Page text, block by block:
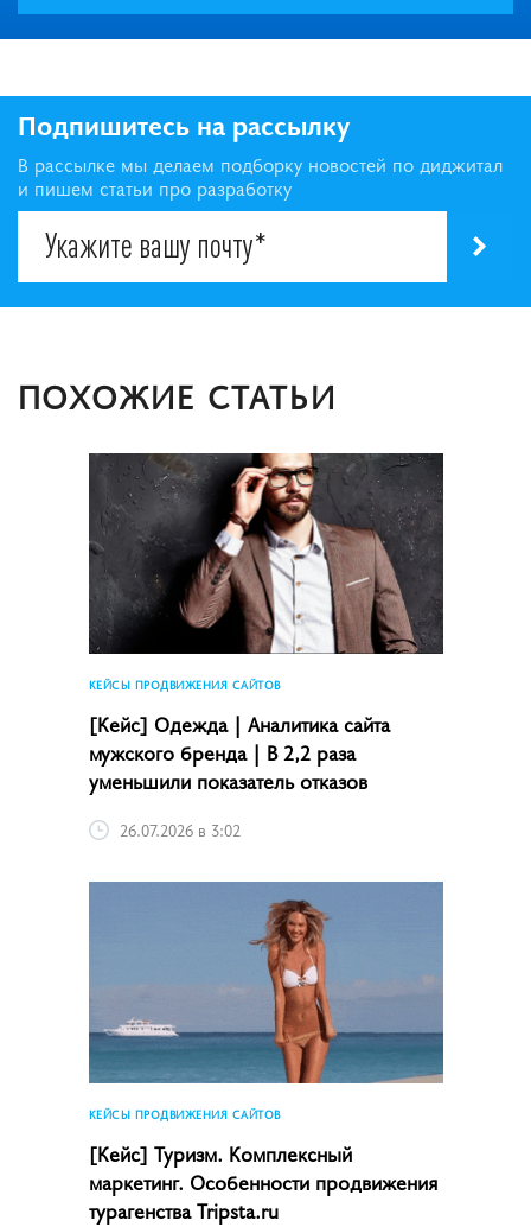
Подпишитесь на рассылку
В рассылке мы делаем подборку новостей по диджитал
и пишем статьи про разработку
ПОХОЖИЕ СТАТЬИ
КЕЙСЫ ПРОДВИЖЕНИЯ САЙТОВ
[Кейс] Одежда | Аналитика сайта
мужского бренда | В 2,2 раза
уменьшили показатель отказов
26.07.2026 в 3:02
КЕЙСЫ ПРОДВИЖЕНИЯ САЙТОВ
[Кейс] Туризм. Комплексный
маркетинг. Особенности продвижения
турагенства Tripsta.ru